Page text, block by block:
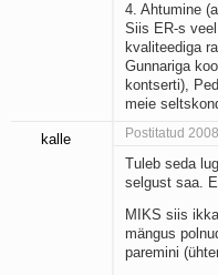
4. Ahtumine
Siis ER-s
kvaliteediga
Gunnariga
kontserti),
meie
kalle Postitatud
Tuleb seda
selgust saa.
MIKS siis
mängus
paremini